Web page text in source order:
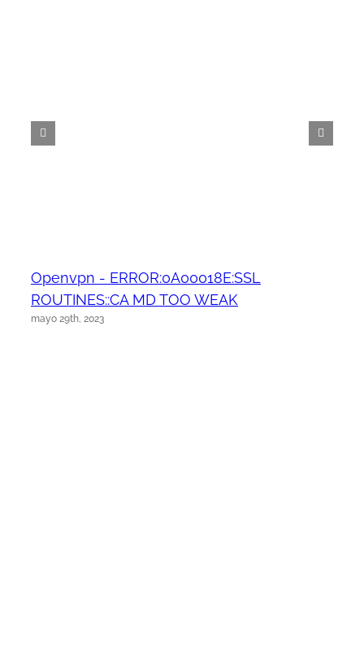
Openvpn - ERROR:0A00018E:SSL
ROUTINES::CA MD TOO WEAK
mayo 29th, 2023